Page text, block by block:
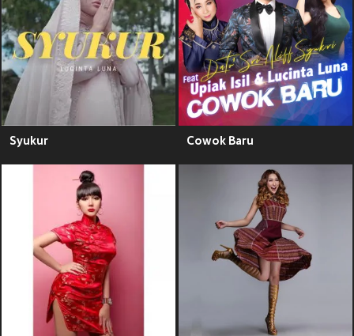
Syukur Cowok Baru